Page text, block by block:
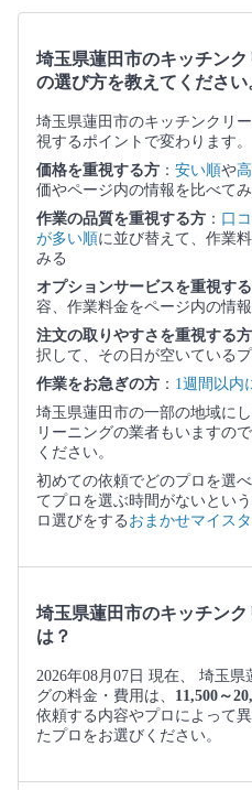
埼玉県蓮田市のキッチン
の選び方を教えてください
埼玉県蓮田市のキッチンクリ
視するポイントで変わります。
価格を重視する方 ： 安い順や
価やページ内の情報を比べて
作業の品質を重視する方 ： 口
が多い順に並び替えて、作業
みる
オプションサービスを重視する
容、作業料金をページ内の情
注文の取りやすさを重視する方
択して、その日が空いている
作業をお急ぎの方 ： 1週間以内
埼玉県蓮田市の一部の地域に
リーニングの業者もいますの
ください。
初めての依頼でどのプロを選
てプロを選ぶ時間がないとい
ロ選びをする おまかせマイス
埼玉県蓮田市のキッチン
は？
2026年08月07日 現在、 埼玉
グの料金・費用は、 11,500～
依頼する内容やプロによって
たプロをお選びください。